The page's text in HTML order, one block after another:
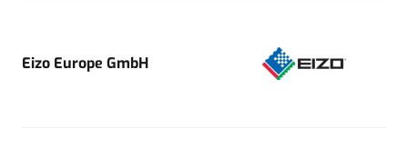
Eizo Europe GmbH